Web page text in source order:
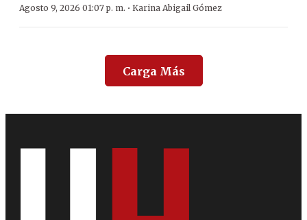
Agosto 9, 2026 01:07 p. m. · Karina Abigail Gómez
Carga Más